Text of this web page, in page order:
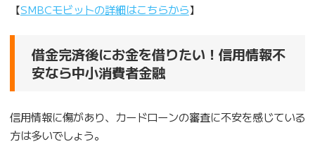
【SMBCモビットの詳細はこちらから】
借金完済後にお金を借りたい！信用情報不
安なら中小消費者金融
信用情報に傷があり、カードローンの審査に不安を感じている
方は多いでしょう。